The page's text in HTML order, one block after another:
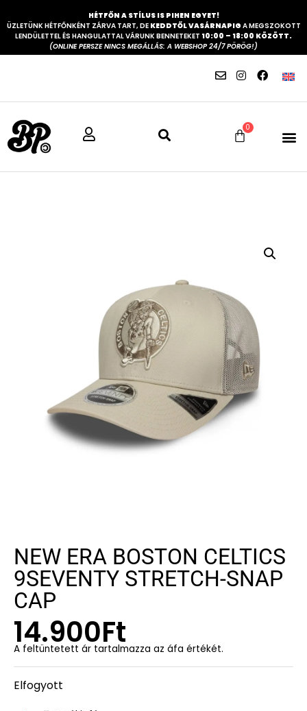
HÉTFŐN A STÍLUS IS PIHEN EGYET!
ÜZLETÜNK HÉTFŐNKÉNT ZÁRVA TART, DE KEDDTŐL VASÁRNAPIG A MEGSZOKOTT
LENDÜLETTEL ÉS HANGULATTAL VÁRUNK BENNETEKET 10:00 – 18:00 KÖZÖTT.
(ONLINE PERSZE NINCS MEGÁLLÁS: A WEBSHOP 24/7 PÖRÖG!)
0
NEW ERA BOSTON CELTICS
9SEVENTY STRETCH-SNAP
CAP
14.900Ft
A feltüntetett ár tartalmazza az áfa értékét.
Elfogyott